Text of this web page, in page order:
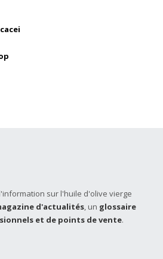
sur l'huile d'olive vierge
d'actualités, un glossaire
et de points de vente.